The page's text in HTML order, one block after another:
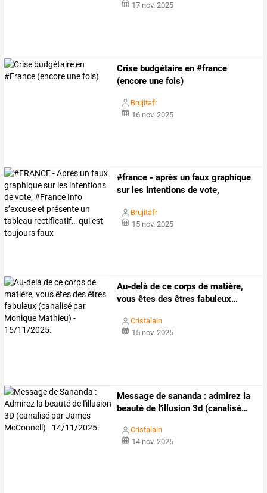
17 nov. 2025
Crise budgétaire en #france
(encore une fois)
Brujitafr
16 nov. 2025
#france - après un faux graphique
surles intentions de vote,
Brujitafr
15 nov. 2025
Au-delà de ce corps de matière,
vous êtes des êtres fabuleux…
Cristalain
15 nov. 2025
Message de sananda : admirez la
beauté de l'illusion 3d (canalisé…
Cristalain
14 nov. 2025